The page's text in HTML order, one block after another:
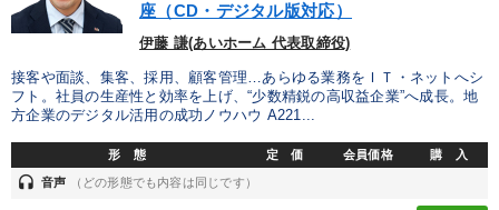
座（CD・デジタル版対応）
伊藤 謙(あいホーム 代表取締役)
接客や面談、集客、採用、顧客管理…あらゆる業務をＩＴ・ネットへシ
フト。社員の生産性と効率を上げ、“少数精鋭の高収益企業”へ成長。地
方企業のデジタル活用の成功ノウハウ A221...
形 態 定 価 会員価格 購 入
headset 音声 （どの形態でも内容は同じです）